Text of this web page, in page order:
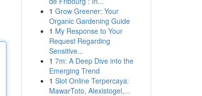
1 Grow Greener: Your
Organic Gardening Guide
1 My Response to Your
Request Regarding
Sensitive...
1 7m: A Deep Dive into the
Emerging Trend
1 Slot Online Terpercaya:
MawarToto, Alexistogel,...